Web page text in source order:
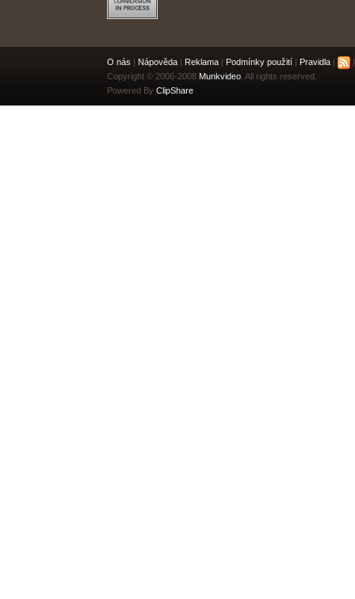
O nás | Nápověda | Reklama | Podmínky použití | Pravidla |
Copyright © 2006-2008 Munkvideo . All rights reserved.
Powered By ClipShare